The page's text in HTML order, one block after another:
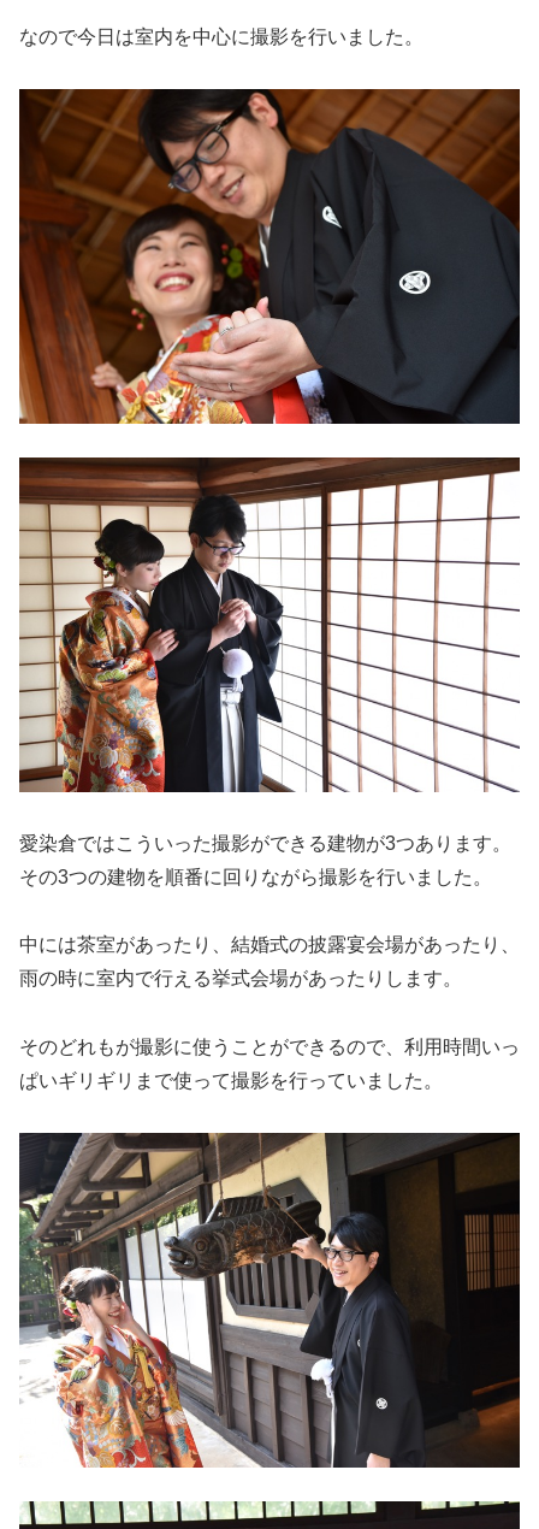
なので今日は室内を中心に撮影を行いました。
愛染倉ではこういった撮影ができる建物が3つあります。
その3つの建物を順番に回りながら撮影を行いました。
中には茶室があったり、結婚式の披露宴会場があったり、
雨の時に室内で行える挙式会場があったりします。
そのどれもが撮影に使うことができるので、利用時間いっ
ぱいギリギリまで使って撮影を行っていました。